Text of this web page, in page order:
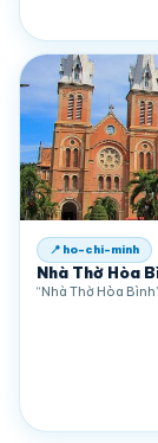
📍 ho-chi-minh
Nhà Thờ Hòa
“Nhà Thờ Hòa